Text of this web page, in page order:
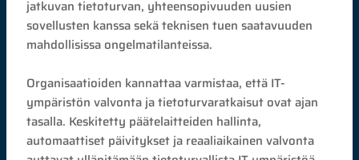
jatkuvan tietoturvan, yhteensopivuuden uusien
sovellusten kanssa sekä teknisen tuen saatavuuden
mahdollisissa ongelmatilanteissa.
Organisaatioiden kannattaa varmistaa, että IT-
ympäristön valvonta ja tietoturvaratkaisut ovat ajan
tasalla. Keskitetty päätelaitteiden hallinta,
automaattiset päivitykset ja reaaliaikainen valvonta